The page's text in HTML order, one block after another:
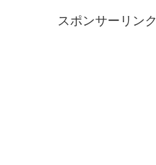
スポンサーリンク